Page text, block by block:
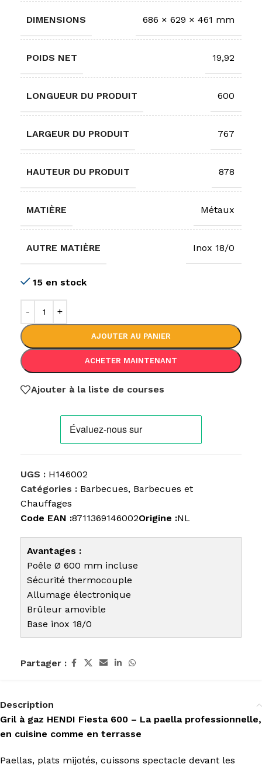
DIMENSIONS 686 × 629 × 461 mm
POIDS NET 19,92
LONGUEUR DU PRODUIT 600
LARGEUR DU PRODUIT 767
HAUTEUR DU PRODUIT 878
MATIÈRE Métaux
AUTRE MATIÈRE Inox 18/0
15 en stock
AJOUTER AU PANIER
ACHETER MAINTENANT
Ajouter à la liste de courses
UGS : H146002
Catégories : Barbecues, Barbecues et
Chauffages
Code EAN :8711369146002Origine :NL
Avantages :
Poêle Ø 600 mm incluse
Sécurité thermocouple
Allumage électronique
Brûleur amovible
Base inox 18/0
Partager :
Description
Gril à gaz HENDI Fiesta 600 – La paella professionnelle,
en cuisine comme en terrasse
Paellas, plats mijotés, cuissons spectacle devant les